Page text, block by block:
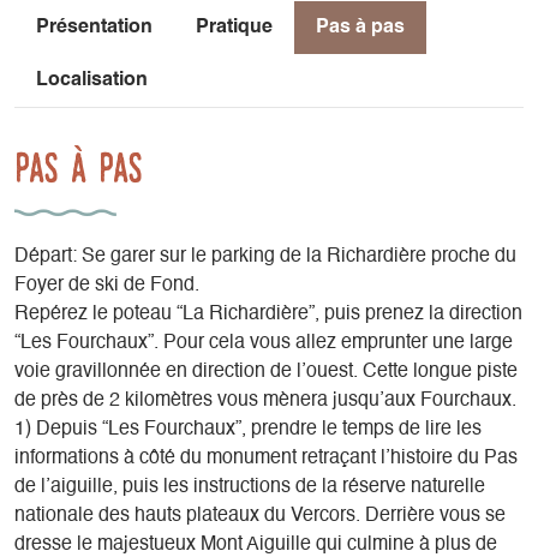
Présentation Pratique Pas à pas
Localisation
Pas à pas
Départ: Se garer sur le parking de la Richardière proche du
Foyer de ski de Fond.
Repérez le poteau “La Richardière”, puis prenez la direction
“Les Fourchaux”. Pour cela vous allez emprunter une large
voie gravillonnée en direction de l’ouest. Cette longue piste
de près de 2 kilomètres vous mènera jusqu’aux Fourchaux.
1) Depuis “Les Fourchaux”, prendre le temps de lire les
informations à côté du monument retraçant l’histoire du Pas
de l’aiguille, puis les instructions de la réserve naturelle
nationale des hauts plateaux du Vercors. Derrière vous se
dresse le majestueux Mont Aiguille qui culmine à plus de